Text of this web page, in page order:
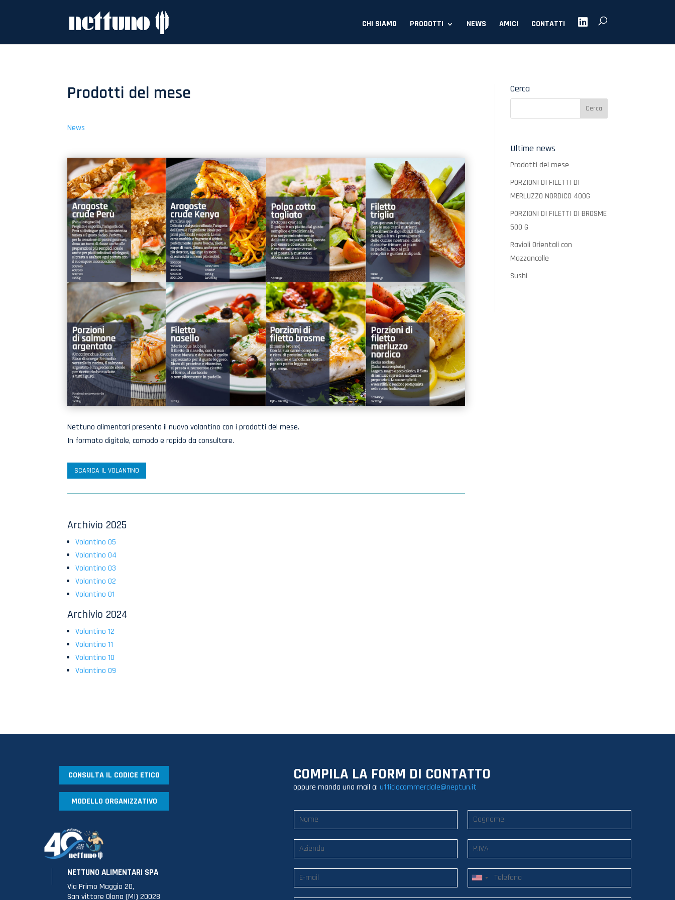
CHI SIAMO PRODOTTI NEWS AMICI CONTATTI
Prodotti del mese
News
Nettuno alimentari presenta il nuovo volantino con i prodotti del mese.
In formato digitale, comodo e rapido da consultare.
SCARICA IL VOLANTINO
Archivio 2025
Volantino 05
Volantino 04
Volantino 03
Volantino 02
Volantino 01
Archivio 2024
Volantino 12
Volantino 11
Volantino 10
Volantino 09
Cerca
Ultime news
Prodotti del mese
PORZIONI DI FILETTI DI
MERLUZZO NORDICO 400G
PORZIONI DI FILETTI DI BROSME
500 G
Ravioli Orientali con
Mazzancolle
Sushi
CONSULTA IL CODICE ETICO
MODELLO ORGANIZZATIVO
NETTUNO ALIMENTARI SPA
Via Primo Maggio 20,
San vittore Olona (MI) 20028
COMPILA LA FORM DI CONTATTO
oppure manda una mail a:ufficiocommerciale@neptun.it